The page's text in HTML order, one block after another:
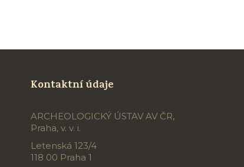
Kontaktní údaje
ARCHEOLOGICKÝ ÚSTAV AV ČR,
Praha, v. v. i.
Letenská 123/4
118 00 Praha 1